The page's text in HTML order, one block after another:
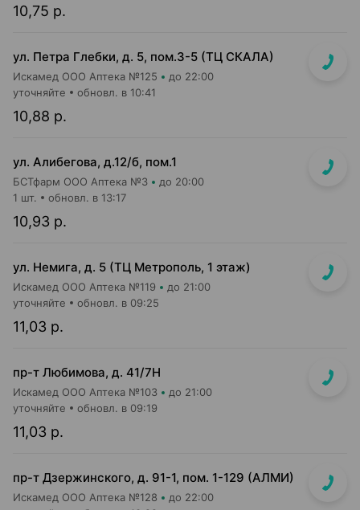
10,75 р.
ул. Петра Глебки, д. 5, пом.3-5 (ТЦ СКАЛА)
Искамед ООО Аптека №125 до 22:00
10,88 р.
уточняйте обновл. в 10:41
ул. Алибегова, д.12/б, пом.1
БСТфарм ООО Аптека №3 до 20:00
10,93 р.
1 шт. обновл. в 13:17
ул. Немига, д. 5 (ТЦ Метрополь, 1 этаж)
Искамед ООО Аптека №119 до 21:00
11,03 р.
уточняйте обновл. в 09:25
пр-т Любимова, д. 41/7Н
Искамед ООО Аптека №103 до 21:00
11,03 р.
уточняйте обновл. в 09:19
пр-т Дзержинского, д. 91-1, пом. 1-129 (АЛМИ)
Искамед ООО Аптека №128 до 22:00